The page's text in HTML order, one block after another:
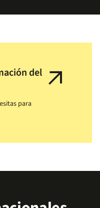
del
para
arrow_outward